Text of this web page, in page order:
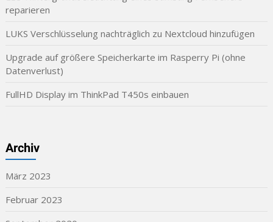
reparieren
LUKS Verschlüsselung nachträglich zu Nextcloud hinzufügen
Upgrade auf größere Speicherkarte im Rasperry Pi (ohne
Datenverlust)
FullHD Display im ThinkPad T450s einbauen
Archiv
März 2023
Februar 2023